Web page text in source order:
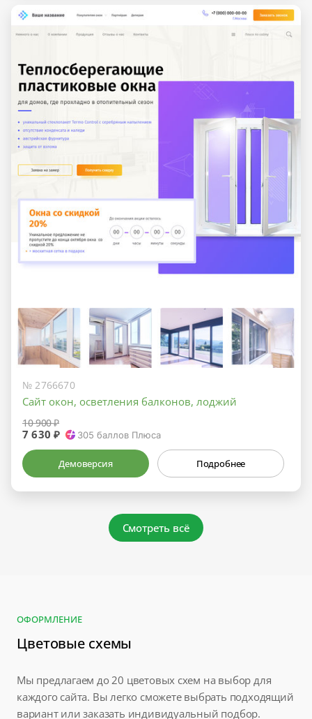
№ 2766670
Сайт окон, осветления балконов, лоджий
10 900 ₽
7 630 ₽ 305 баллов Плюса
Демоверсия Подробнее
Смотреть всё
ОФОРМЛЕНИЕ
Цветовые схемы
Мы предлагаем до 20 цветовых схем на выбор для
каждого сайта. Вы легко сможете выбрать подходящий
вариант или заказать индивидуальный подбор.